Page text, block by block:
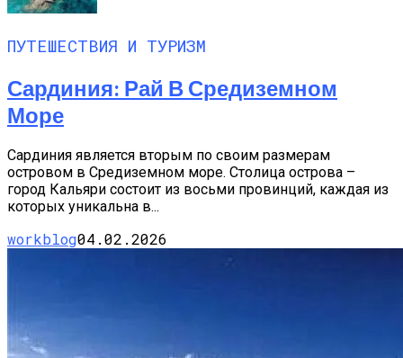
ПУТЕШЕСТВИЯ И ТУРИЗМ
Сардиния: Рай В Средиземном
Море
Сардиния является вторым по своим размерам
островом в Средиземном море. Столица острова –
город Кальяри состоит из восьми провинций, каждая из
которых уникальна в...
workblog04.02.2026